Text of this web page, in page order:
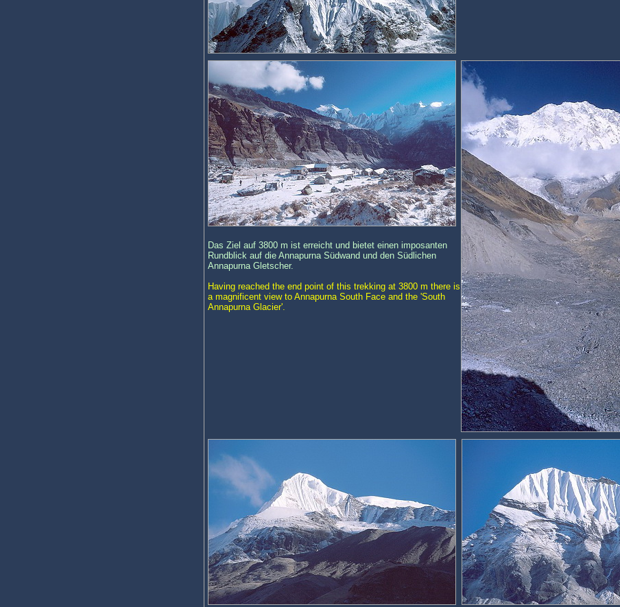
Das Ziel auf 3800 m ist erreicht und bietet einen imposanten
Rundblick auf die Annapurna Südwand und den Südlichen
Annapurna Gletscher.
Having reached the end point of this trekking at 3800 m there is
a magnificent view to Annapurna South Face and the 'South
Annapurna Glacier'.